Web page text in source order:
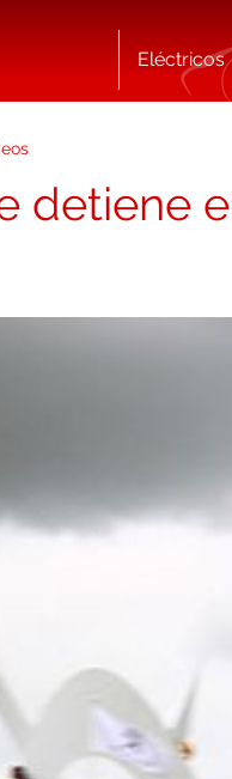
Eléctricos
detiene